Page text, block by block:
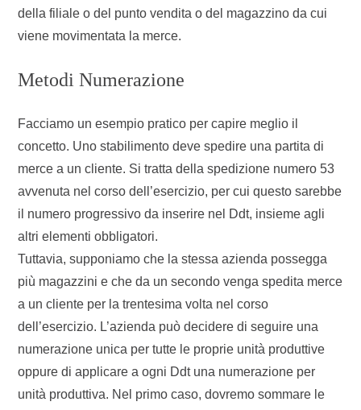
della filiale o del punto vendita o del magazzino da cui
viene movimentata la merce.
Metodi Numerazione
Facciamo un esempio pratico per capire meglio il
concetto. Uno stabilimento deve spedire una partita di
merce a un cliente. Si tratta della spedizione numero 53
avvenuta nel corso dell’esercizio, per cui questo sarebbe
il numero progressivo da inserire nel Ddt, insieme agli
altri elementi obbligatori.
Tuttavia, supponiamo che la stessa azienda possegga
più magazzini e che da un secondo venga spedita merce
a un cliente per la trentesima volta nel corso
dell’esercizio. L’azienda può decidere di seguire una
numerazione unica per tutte le proprie unità produttive
oppure di applicare a ogni Ddt una numerazione per
unità produttiva. Nel primo caso, dovremo sommare le